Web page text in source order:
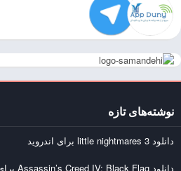
نوشته‌های تازه
دانلود little nightmares 3 برای اندروید
دانلود Assassin’s Creed IV: Black Flag برای اندروید